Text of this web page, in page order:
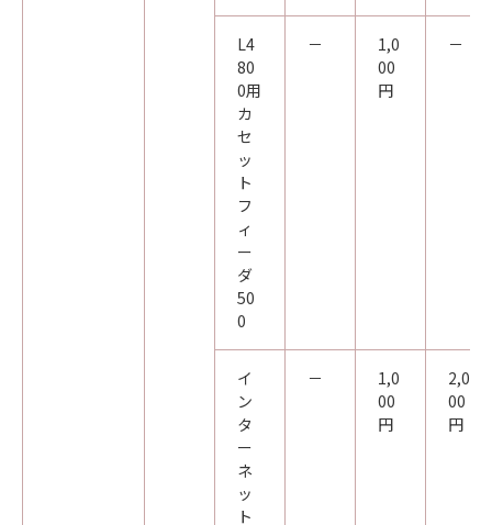
L4
80
0用
カ
セ
ッ
ト
フ
ィ
ー
ダ
50
0
－
1,0
00
円
－
イ
ン
タ
ー
ネ
ッ
ト
－
1,0
00
円
2,0
00
円